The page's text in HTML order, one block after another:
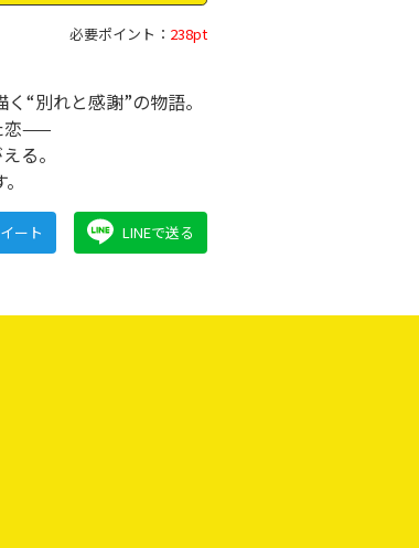
必要ポイント： 238pt
“別れと感謝”の物語。
恋——
る。
ート LINEで送る